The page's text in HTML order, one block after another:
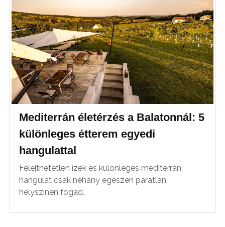
Mediterrán életérzés a Balatonnál: 5
különleges étterem egyedi
hangulattal
Felejthetetlen ízek és különleges mediterrán
hangulat csak néhány egészen páratlan
helyszínen fogad.